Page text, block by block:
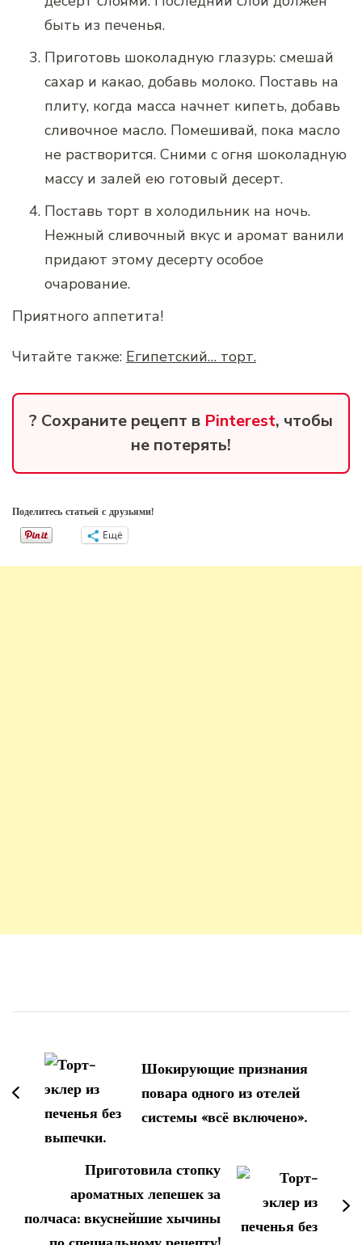
быть из печенья.
Приготовь шоколадную глазурь: смешай
сахар и какао, добавь молоко. Поставь на
плиту, когда масса начнет кипеть, добавь
сливочное масло. Помешивай, пока масло
не растворится. Сними с огня шоколадную
массу и залей ею готовый десерт.
Поставь торт в холодильник на ночь.
Нежный сливочный вкус и аромат ванили
придают этому десерту особое
очарование.
Приятного аппетита!
Читайте также: Египетский… торт.
? Сохраните рецепт в Pinterest, чтобы
не потерять!
Поделитесь статьей с друзьями!
Ещё
записям
Шокирующие признания
повара одного из отелей
системы «всё включено».
Приготовила стопку
ароматных лепешек за
полчаса: вкуснейшие хычины